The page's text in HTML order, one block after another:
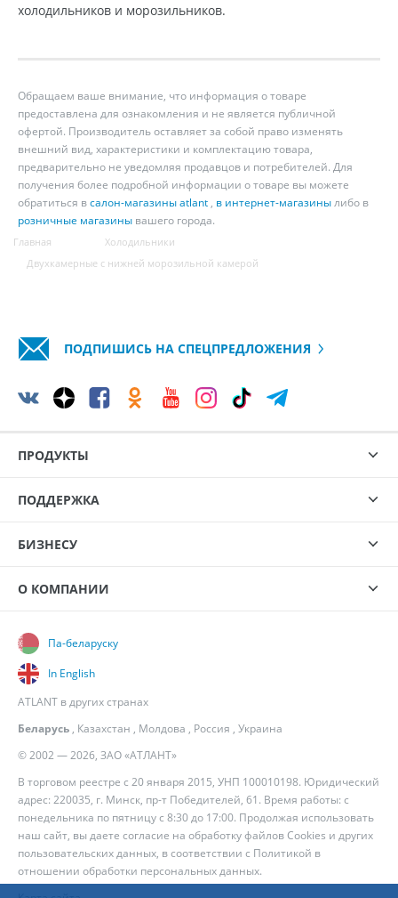
холодильников и морозильников.
Обращаем ваше внимание, что информация о товаре
предоставлена для ознакомления и не является публичной
офертой. Производитель оставляет за собой право изменять
внешний вид, характеристики и комплектацию товара,
предварительно не уведомляя продавцов и потребителей. Для
получения более подробной информации о товаре вы можете
обратиться всалон-магазины atlant , в интернет-магазинылибо в
розничные магазины вашего города.
Главная
Холодильники
Двухкамерные с нижней морозильной камерой
ПОДПИШИСЬ НА СПЕЦПРЕДЛОЖЕНИЯ
ПРОДУКТЫ
ПОДДЕРЖКА
БИЗНЕСУ
О КОМПАНИИ
© 2002 — 2026, ЗАО «АТЛАНТ»
В торговом реестре с 20 января 2015, УНП 100010198. Юридический
адрес: 220035, г. Минск, пр-т Победителей, 61. Время работы: с
понедельника по пятницу с 8:30 до 17:00. Продолжая использовать
наш сайт, вы даете согласие на обработку файлов Cookies и других
пользовательских данных, в соответствии с Политикой в
отношении обработки персональных данных.
Па-беларуску
In English
ATLANT в других странах
Беларусь , Казахстан , Молдова , Россия , Украина